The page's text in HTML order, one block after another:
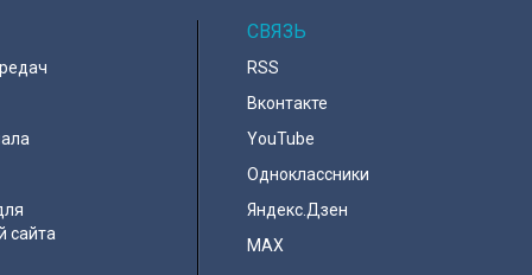
сайта
СВЯЗЬ
RSS
Вконтакте
YouTube
Одноклассники
Яндекс.Дзен
MAX